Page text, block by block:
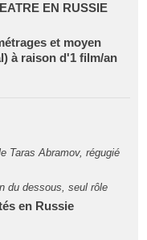
EN RUSSIE
et moyen
à raison d'1 film/an
Taras Abramov, régugié
du dessous, seul rôle
en Russie